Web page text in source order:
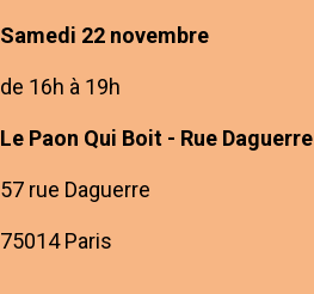
Samedi 22 novembre
de 16h à 19h
Le Paon Qui Boit - Rue Daguerre
57 rue Daguerre
75014 Paris